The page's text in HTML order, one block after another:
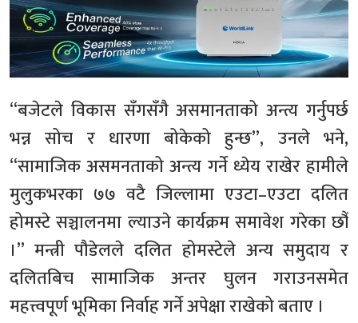
“बजेटले विकास सँगसँगै असमानताको अन्त्य गर्नुपर्छ
भन्न सोच र धारणा बोकेको हुन्छ”, उनले भने,
“सामाजिक असमनताको अन्त्य गर्ने ध्येय राखेर हामीले
मुलुकभरका ७७ वटै जिल्लामा एउटा–एउटा दलित
होमस्टे सञ्चालनमा ल्याउने कार्यक्रम समावेश गरेका छौँ
।” मन्त्री पौडेलले दलित होमस्टेले अन्य समुदाय र
दलितबिच सामाजिक अन्तर घुलन गराउनसमेत
महत्त्वपूर्ण भूमिका निर्वाह गर्ने अपेक्षा राखेको बताए ।